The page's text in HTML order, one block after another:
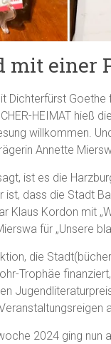
mit einer
Dichterfürst Goethe
HEIMAT hieß
willkommen.
Annette
ist es die
ist, dass die Stadt
Klaus Kordon mit
für „Unsere
die
Trophäe
2024 ging nun